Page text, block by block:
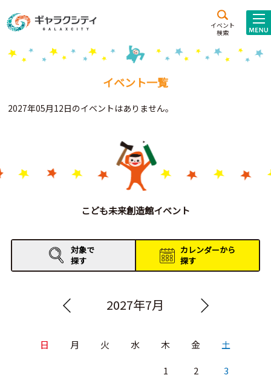
イベント
検索
施設案内
こども
西新井
施設･
Gがくえん
お知らせ
イベントレポート
イベント一覧
2027年05月12日のイベントはありません。
こども未来創造館イベント
対象で
探す
カレンダーから
探す
2027年7月
日 月 火 水 木 金 土
1 2 3